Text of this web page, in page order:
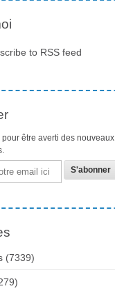
to RSS feed
être averti des nouveaux
(7339)